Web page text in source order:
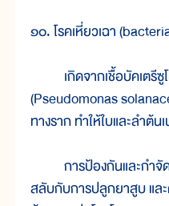
๑๐. โรคเหี่ยวเฉา
เกิดจากเชื้อบัคเตรีซู
(Pseudomonas
ทางราก ทำให้ใบและลำต้น
การป้องกันและกำจั
สลับกับการปลูกยาสูบ แ